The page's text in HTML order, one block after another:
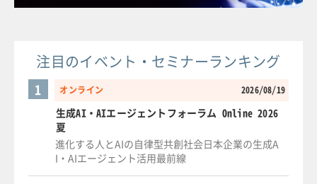
注目のイベント・セミナーランキング
オンライン 2026/08/19
1
生成AI・AIエージェントフォーラム Online 2026
夏
進化する人とAIの自律型共創社会日本企業の生成A
I・AIエージェント活用最前線